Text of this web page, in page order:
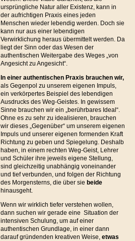
ursprüngliche Natur aller Existenz, kann in
der aufrichtigen Praxis eines jeden
Menschen wieder lebendig werden. Doch sie
kann nur aus einer lebendigen
Verwirklichung heraus übermittelt werden. Da
liegt der Sinn oder das Wesen der
authentischen Weitergabe des Weges „von
Angesicht zu Angesicht“.
In einer authentischen Praxis brauchen wir,
als Gegenpol zu unserem eigenen Impuls,
ein verkörpertes Beispiel des lebendigen
Ausdrucks des Weg-Geistes. In gewissem
Sinne brauchen wir ein „berührbares Ideal“.
Ohne es zu sehr zu idealisieren, brauchen
wir dieses „Gegenüber“ um unserem eigenen
Impuls und unserer eigenen formenden Kraft
Richtung zu geben und Spiegelung. Deshalb
haben, in einem rechten Weg-Geist, Lehrer
und Schüler ihre jeweils eigene Stellung,
sind gleichzeitig unabhängig voneinander
und tief verbunden, und folgen der Richtung
des Morgensterns, die über sie beide
hinausgeht.
Wenn wir wirklich tiefer verstehen wollen,
dann suchen wir gerade eine Situation der
intensiven Schulung, um auf einer
authentischen Grundlage, in einer dann
darauf gründenden kreativen Weise, etwas